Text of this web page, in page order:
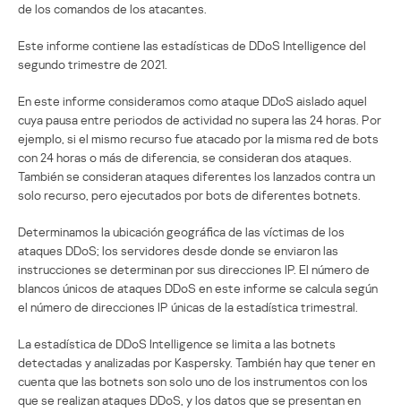
de los comandos de los atacantes.
Este informe contiene las estadísticas de DDoS Intelligence del
segundo trimestre de 2021.
En este informe consideramos como ataque DDoS aislado aquel
cuya pausa entre periodos de actividad no supera las 24 horas. Por
ejemplo, si el mismo recurso fue atacado por la misma red de bots
con 24 horas o más de diferencia, se consideran dos ataques.
También se consideran ataques diferentes los lanzados contra un
solo recurso, pero ejecutados por bots de diferentes botnets.
Determinamos la ubicación geográfica de las víctimas de los
ataques DDoS; los servidores desde donde se enviaron las
instrucciones se determinan por sus direcciones IP. El número de
blancos únicos de ataques DDoS en este informe se calcula según
el número de direcciones IP únicas de la estadística trimestral.
La estadística de DDoS Intelligence se limita a las botnets
detectadas y analizadas por Kaspersky. También hay que tener en
cuenta que las botnets son solo uno de los instrumentos con los
que se realizan ataques DDoS, y los datos que se presentan en